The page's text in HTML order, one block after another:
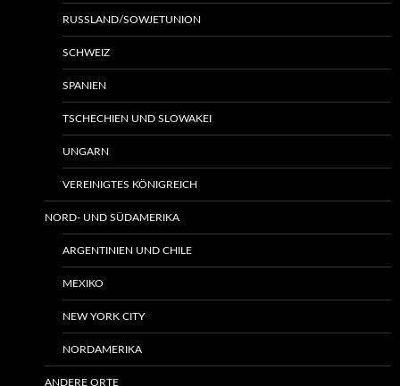
RUSSLAND/SOWJETUNION
SCHWEIZ
SPANIEN
TSCHECHIEN UND SLOWAKEI
UNGARN
VEREINIGTES KÖNIGREICH
NORD- UND SÜDAMERIKA
ARGENTINIEN UND CHILE
MEXIKO
NEW YORK CITY
NORDAMERIKA
ANDERE ORTE